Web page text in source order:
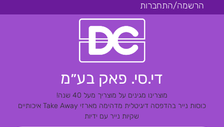
הרשמה/התחברות
די.סי. פאק בע״מ
מוצרינו מגינים על מוצריך מעל 40 שנה!
כוסות נייר בהדפסה דיגיטלית מדהימהמארזי Take Away איכותיים
שקיות נייר עם ידיות